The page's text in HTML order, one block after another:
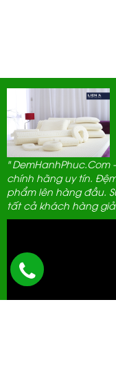
"
chính hãng uy tín.
phẩm lên hàng đầu.
tất cả khách hàng